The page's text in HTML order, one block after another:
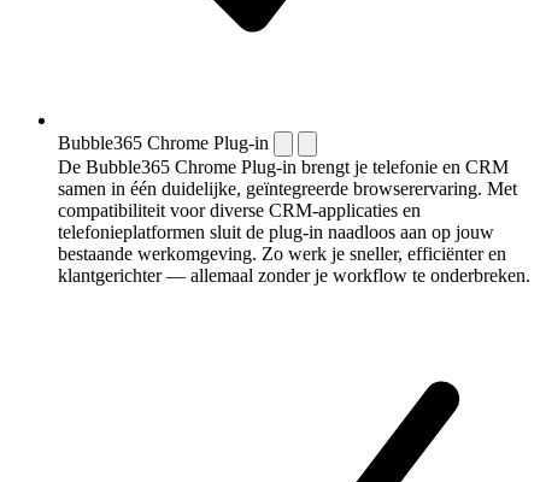
Bubble365 Chrome Plug-in
De Bubble365 Chrome Plug-in brengt je telefonie en CRM
samen in één duidelijke, geïntegreerde browserervaring. Met
compatibiliteit voor diverse CRM-applicaties en
telefonieplatformen sluit de plug-in naadloos aan op jouw
bestaande werkomgeving. Zo werk je sneller, efficiënter en
klantgerichter — allemaal zonder je workflow te onderbreken.